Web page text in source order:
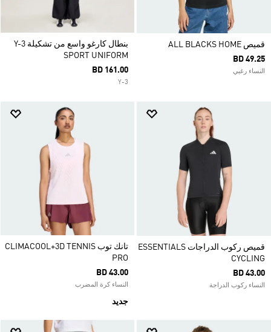
قميص ALL BLACKS HOME
BD 49.25
النساء رغبي
بنطال كارغو واسع من تشكيلة Y-3
SPORT UNIFORM
BD 161.00
Y-3
قميص ركوب الدراجات ESSENTIALS
CYCLING
BD 43.00
النساء ركوب الدراجة
تانك توب CLIMACOOL+3D TENNIS
PRO
BD 43.00
النساء كرة المضرب
جديد